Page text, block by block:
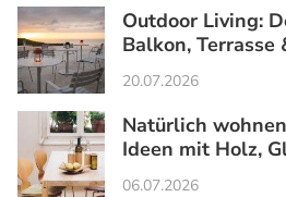
Outdoor Living:
Balkon, Terrasse
20.07.2026
Natürlich
Ideen mit Holz,
06.07.2026